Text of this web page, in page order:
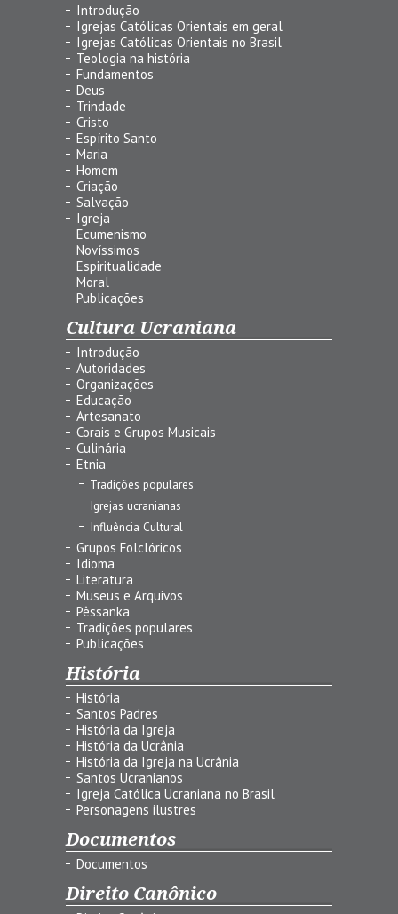
Introdução
Igrejas Católicas Orientais em geral
Igrejas Católicas Orientais no Brasil
Teologia na história
Fundamentos
Deus
Trindade
Cristo
Espírito Santo
Maria
Homem
Criação
Salvação
Igreja
Ecumenismo
Novíssimos
Espiritualidade
Moral
Publicações
Cultura Ucraniana
Introdução
Autoridades
Organizações
Educação
Artesanato
Corais e Grupos Musicais
Culinária
Etnia
Tradições populares
Igrejas ucranianas
Influência Cultural
Grupos Folclóricos
Idioma
Literatura
Museus e Arquivos
Pêssanka
Tradições populares
Publicações
História
História
Santos Padres
História da Igreja
História da Ucrânia
História da Igreja na Ucrânia
Santos Ucranianos
Igreja Católica Ucraniana no Brasil
Personagens ilustres
Documentos
Documentos
Direito Canônico